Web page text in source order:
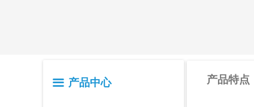
끀 产品中心 产品特点